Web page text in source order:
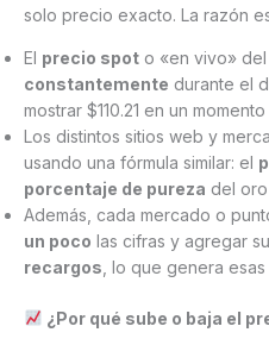
solo precio exacto. La razón
El precio spot o «en vivo»
constantemente durante el
mostrar $110.21 en un
Los distintos sitios web y
usando una fórmula similar: el
porcentaje de pureza del
Además, cada mercado o
un poco las cifras y agregar
recargos , lo que genera
¿Por qué sube o baja el